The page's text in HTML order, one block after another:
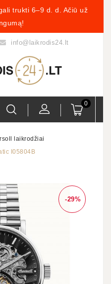
trukti 6–9 d. d. Ačiū už
info@laikrodis24.lt
0
laikrodžiai
I05804B
-29%